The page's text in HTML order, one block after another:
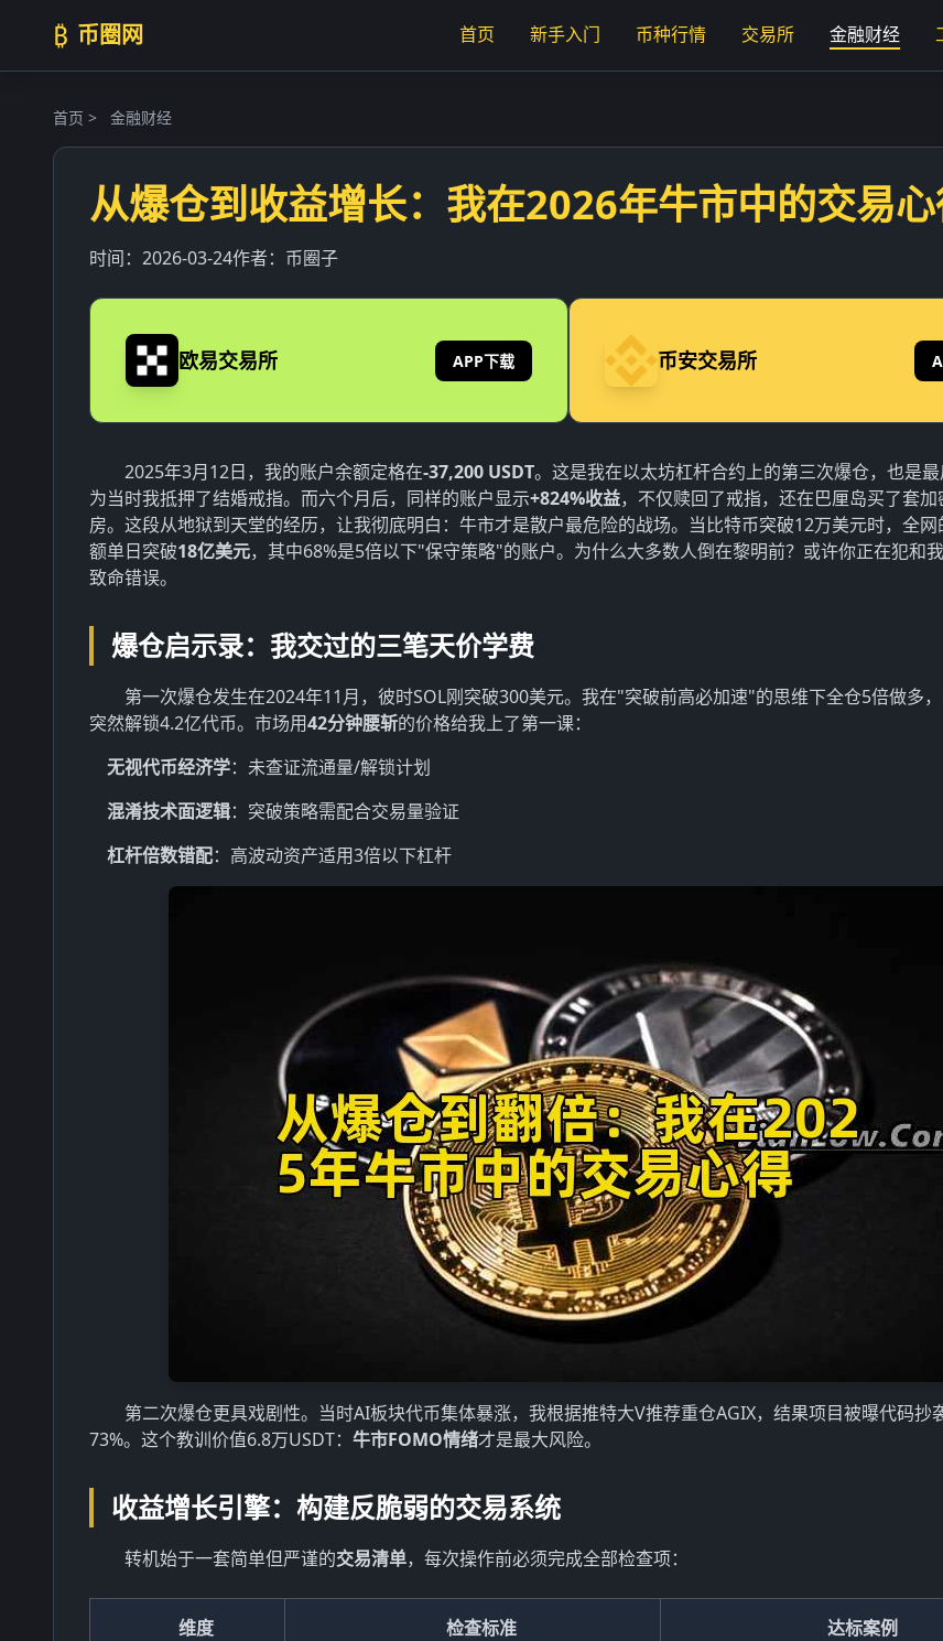
₿ 币圈网 首页 新手入门 币种行情 交易所 金融财经
首页 > 金融财经
从爆仓到收益增长：我在2026年牛市中的交易
时间： 2026-03-24作者： 币圈子
欧易交易所 APP下载 币安交易所
2025年3月12日，我的账户余额定格在-37,200 USDT。这是我在以太坊杠杆合约上的第三次爆仓，也是
为当时我抵押了结婚戒指。而六个月后，同样的账户显示+824%收益，不仅赎回了戒指，还在巴厘岛买了套
房。这段从地狱到天堂的经历，让我彻底明白：牛市才是散户最危险的战场。当比特币突破12万美元时，全
额单日突破18亿美元，其中68%是5倍以下"保守策略"的账户。为什么大多数人倒在黎明前？或许你正在犯和
致命错误。
爆仓启示录：我交过的三笔天价学费
第一次爆仓发生在2024年11月，彼时SOL刚突破300美元。我在"突破前高必加速"的思维下全仓5倍做多
突然解锁4.2亿代币。市场用42分钟腰斩的价格给我上了第一课：
无视代币经济学：未查证流通量/解锁计划
混淆技术面逻辑：突破策略需配合交易量验证
杠杆倍数错配：高波动资产适用3倍以下杠杆
第二次爆仓更具戏剧性。当时AI板块代币集体暴涨，我根据推特大V推荐重仓AGIX，结果项目被曝代码抄
73%。这个教训价值6.8万USDT： 牛市FOMO情绪才是最大风险。
收益增长引擎：构建反脆弱的交易系统
转机始于一套简单但严谨的交易清单，每次操作前必须完成全部检查项：
维度 检查标准 达标案例